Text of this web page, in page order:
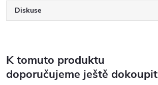
Diskuse
K tomuto produktu
doporučujeme ještě dokoupit